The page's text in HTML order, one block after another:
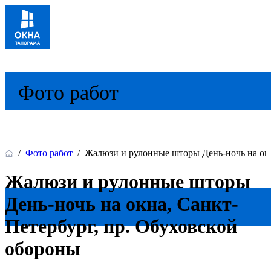
Фото работ
/ Фото работ / Жалюзи и рулонные шторы День-ночь на
Жалюзи и рулонные шторы
День-ночь на окна, Санкт-
Петербург, пр. Обуховской
обороны